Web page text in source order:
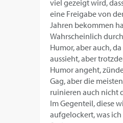
viel gezeigt wird,
eine Freigabe von
Jahren bekommen
Wahrscheinlich
Humor, aber auch,
aussieht, aber
Humor angeht,
Gag, aber die
ruinieren auch nicht
Im Gegenteil, diese
aufgelockert, was